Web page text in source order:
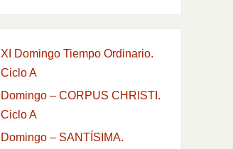
XI Domingo Tiempo Ordinario.
Ciclo A
Domingo – CORPUS CHRISTI.
Ciclo A
Domingo – SANTÍSIMA.